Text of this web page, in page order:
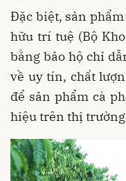
Đặc biệt, sản phẩm
hữu trí tuệ (Bộ
bằng bảo hộ chỉ
về uy tín, chất
để sản phẩm cà
hiệu trên thị